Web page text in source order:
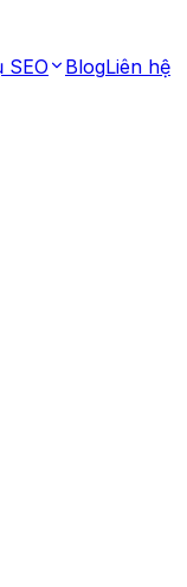
SEO BlogLiên hệ